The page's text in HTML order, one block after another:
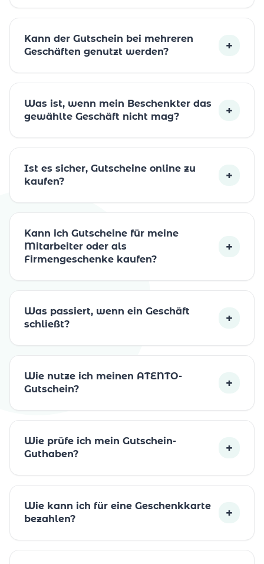
Kann der Gutschein bei mehreren
Geschäften genutzt werden?
+
Was ist, wenn mein Beschenkter das
gewählte Geschäft nicht mag?
+
Ist es sicher, Gutscheine online zu
kaufen?
+
Kann ich Gutscheine für meine
Mitarbeiter oder als
Firmengeschenke kaufen?
+
Was passiert, wenn ein Geschäft
schließt?
+
Wie nutze ich meinen ATENTO-
Gutschein?
+
Wie prüfe ich mein Gutschein-
Guthaben?
+
Wie kann ich für eine Geschenkkarte
bezahlen?
+